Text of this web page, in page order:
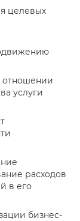
целевых
отношении
услуги
расходов
в его
бизнес-